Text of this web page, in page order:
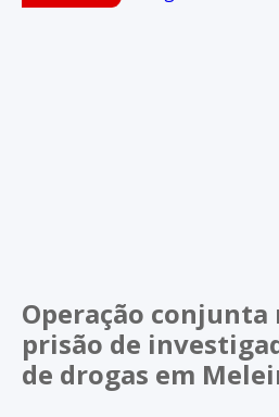
Operação
prisão de
de drogas em